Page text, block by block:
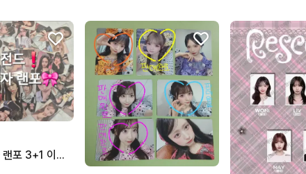
아이브 대혜자 랜포 3+1 이벤트 시세킹 놓치면 후회해요!